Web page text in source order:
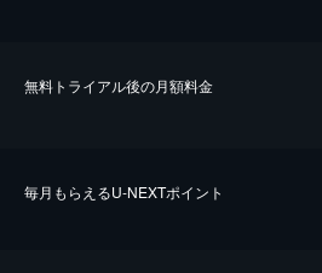
無料トライアル後の⽉額料金
毎⽉もらえるU-NEXTポイント